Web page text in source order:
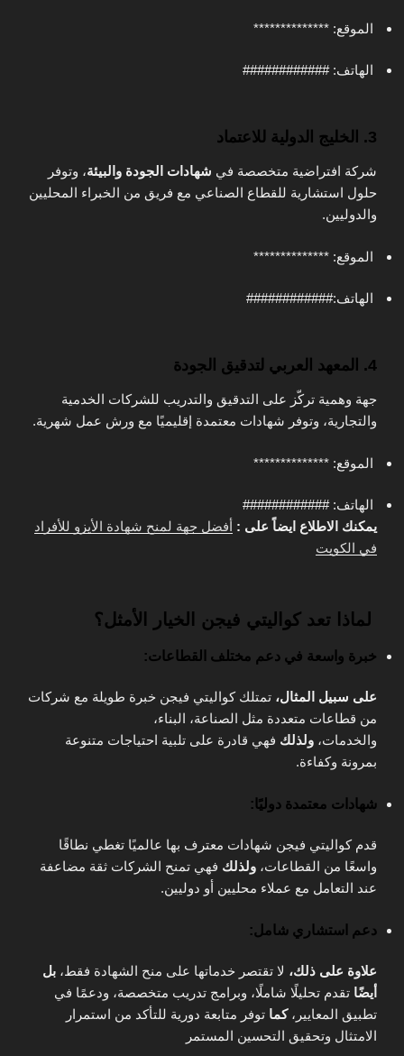
الموقع: **************
الهاتف: ############
3. الخليج الدولية للاعتماد
شركة افتراضية متخصصة في شهادات الجودة والبيئة، وتوفر
حلول استشارية للقطاع الصناعي مع فريق من الخبراء المحليين
والدوليين.
الموقع: **************
الهاتف:############
4. المعهد العربي لتدقيق الجودة
جهة وهمية تركّز على التدقيق والتدريب للشركات الخدمية
والتجارية، وتوفر شهادات معتمدة إقليميًا مع ورش عمل شهرية.
الموقع: **************
الهاتف: ############
يمكنك الاطلاع ايضاً على : أفضل جهة لمنح شهادة الأيزو للأفراد
في الكويت
لماذا تعد كواليتي فيجن الخيار الأمثل؟
خبرة واسعة في دعم مختلف القطاعات:
على سبيل المثال، تمتلك كواليتي فيجن خبرة طويلة مع شركات
من قطاعات متعددة مثل الصناعة، البناء،
والخدمات، ولذلك فهي قادرة على تلبية احتياجات متنوعة
بمرونة وكفاءة.
شهادات معتمدة دوليًا:
قدم كواليتي فيجن شهادات معترف بها عالميًا تغطي نطاقًا
واسعًا من القطاعات، ولذلك فهي تمنح الشركات ثقة مضاعفة
عند التعامل مع عملاء محليين أو دوليين.
دعم استشاري شامل:
علاوة على ذلك، لا تقتصر خدماتها على منح الشهادة فقط، بل
أيضًا تقدم تحليلًا شاملًا، وبرامج تدريب متخصصة، ودعمًا في
تطبيق المعايير،كما توفر متابعة دورية للتأكد من استمرار
الامتثال وتحقيق التحسين المستمر